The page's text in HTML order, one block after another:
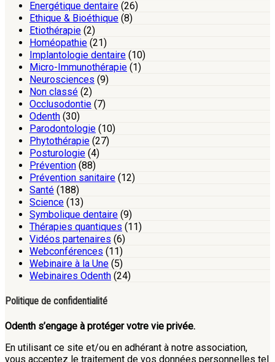
Energétique dentaire (26)
Ethique & Bioéthique (8)
Etiothérapie (2)
Homéopathie (21)
Implantologie dentaire (10)
Micro-Immunothérapie (1)
Neurosciences (9)
Non classé (2)
Occlusodontie (7)
Odenth (30)
Parodontologie (10)
Phytothérapie (27)
Posturologie (4)
Prévention (88)
Prévention sanitaire (12)
Santé (188)
Science (13)
Symbolique dentaire (9)
Thérapies quantiques (11)
Vidéos partenaires (6)
Webconférences (11)
Webinaire à la Une (5)
Webinaires Odenth (24)
Politique de confidentialité
Odenth s’engage à protéger votre vie privée.
En utilisant ce site et/ou en adhérant à notre association,
vous acceptez le traitement de vos données personnelles tel